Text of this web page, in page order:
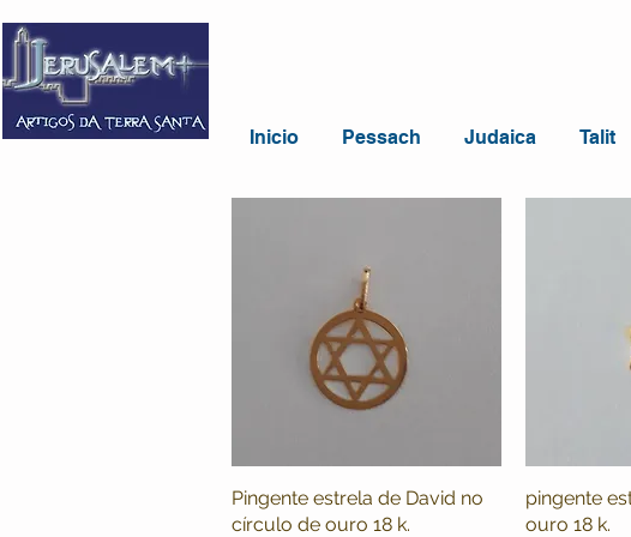
Inicio Pessach Judaica Talit
Visualização rápida
Pingente estrela de David no
círculo de ouro 18 k.
pingente
ouro 18 k.